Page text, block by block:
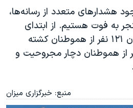
هشدارهای متعدد از رسانه‌ها،
به فوت هستیم. از ابتدای
طرح نوروزی پلیس تاکنون ۱۲۱ نفر از هموطنان کشته
و بیش از ۲۸۰۰ نفر از هموطنان دچار مجروحیت و
.
منبع: خبرگزاری میزان